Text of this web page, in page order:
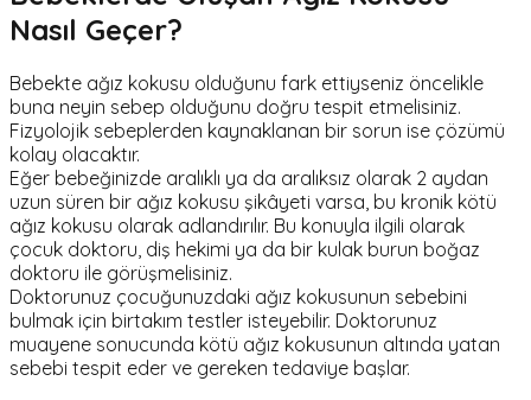
Nasıl Geçer?
Bebekte ağız kokusu olduğunu fark ettiyseniz öncelikle
buna neyin sebep olduğunu doğru tespit etmelisiniz.
Fizyolojik sebeplerden kaynaklanan bir sorun ise çözümü
kolay olacaktır.
Eğer bebeğinizde aralıklı ya da aralıksız olarak 2 aydan
uzun süren bir ağız kokusu şikâyeti varsa, bu kronik kötü
ağız kokusu olarak adlandırılır. Bu konuyla ilgili olarak
çocuk doktoru, diş hekimi ya da bir kulak burun boğaz
doktoru ile görüşmelisiniz.
Doktorunuz çocuğunuzdaki ağız kokusunun sebebini
bulmak için birtakım testler isteyebilir. Doktorunuz
muayene sonucunda kötü ağız kokusunun altında yatan
sebebi tespit eder ve gereken tedaviye başlar.